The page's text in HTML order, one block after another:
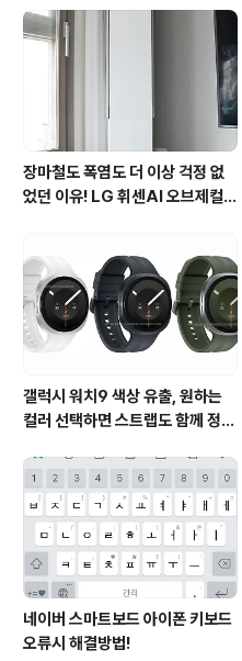
블루투스, NFC 등을 갖추고 있는게 특
드로이드 2.3 진저브레드로 출시하지만
위치 업그레이드도 진행될 것으로 보입
레콤과 LG유플러스를 통해 ..
장마철도 폭염도 더 이상 걱정 없
었던 이유! LG 휘센AI 오브제컬렉
갤럭시 워치9 색상 유출, 원하는
컬러 선택하면 스트랩도 함께 정해
네이버 스마트보드 아이폰 키보드
오류시 해결방법!